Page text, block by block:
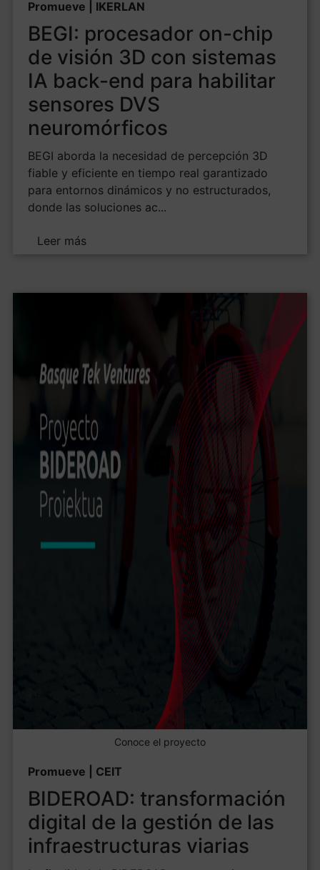
Promueve | IKERLAN
BEGI: procesador on-chip
de visión 3D con sistemas
IA back-end para habilitar
sensores DVS
neuromórficos
BEGI aborda la necesidad de percepción 3D
fiable y eficiente en tiempo real garantizado
para entornos dinámicos y no estructurados,
donde las soluciones ac...
Leer más
Conoce el proyecto
Promueve | CEIT
BIDEROAD: transformación
digital de la gestión de las
infraestructuras viarias